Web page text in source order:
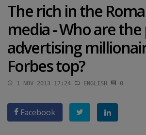
The rich in the
media - Who are
advertising
Forbes top?
1 NOV 2013 17:24 ENGLISH 0
Facebook